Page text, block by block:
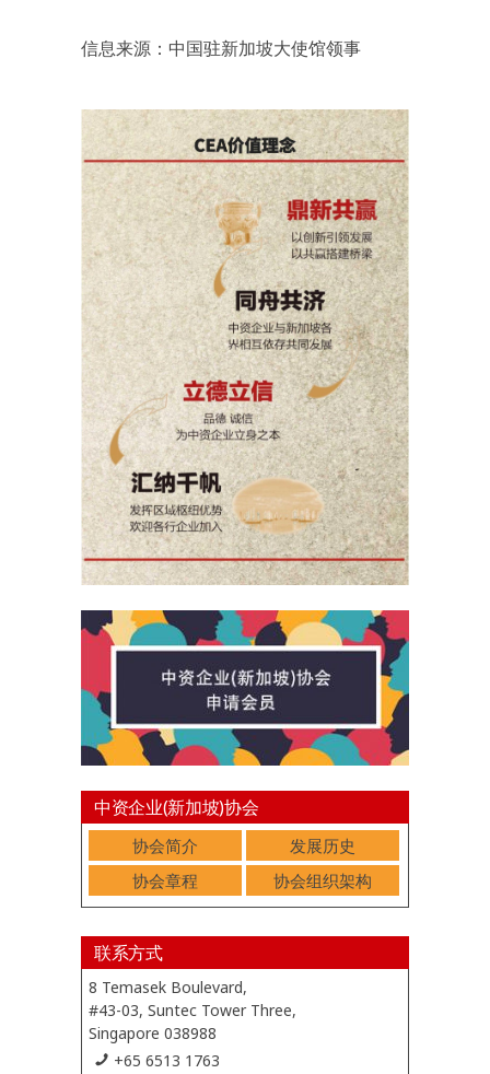
信息来源：中国驻新加坡大使馆领事
中资企业(新加坡)协会
协会简介
发展历史
协会章程
协会组织架构
联系方式
8 Temasek Boulevard,
#43-03, Suntec Tower Three,
Singapore 038988
+65 6513 1763